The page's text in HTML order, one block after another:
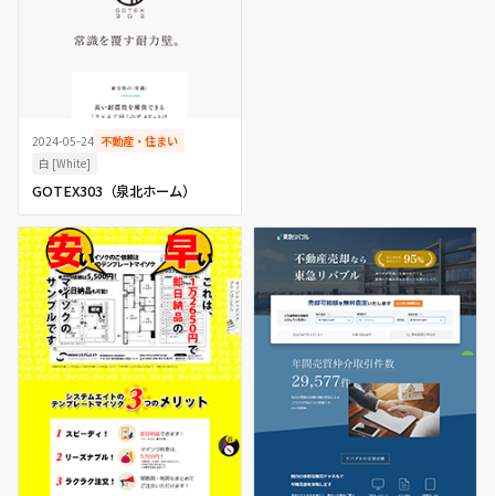
2024-05-24 不動産・住まい
白 [White]
GOTEX303（泉北ホーム）